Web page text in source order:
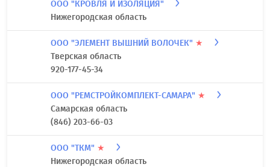
ООО "КРОВЛЯ И ИЗОЛЯЦИЯ"
Нижегородская область
ООО "ЭЛЕМЕНТ ВЫШНИЙ ВОЛОЧЕК" ★
Тверская область
920-177-45-34
ООО "РЕМСТРОЙКОМПЛЕКТ-САМАРА" ★
Самарская область
(846) 203-66-03
ООО "ТКМ" ★
Нижегородская область